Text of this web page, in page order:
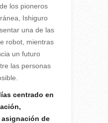
los pioneros
Ishiguro
una de las
robot, mientras
un futuro
las personas
centrado en
de